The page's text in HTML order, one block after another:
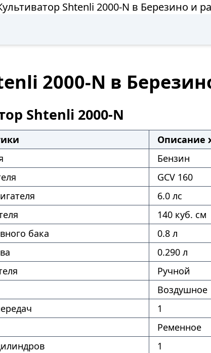
Shtenli 2000-N в Березино и
2000-N в
Shtenli 2000-N
Описание
Бензин
GCV 160
6.0 лс
140 куб. см
бака
0.8 л
0.290 л
Ручной
Воздушное
1
Ременное
1